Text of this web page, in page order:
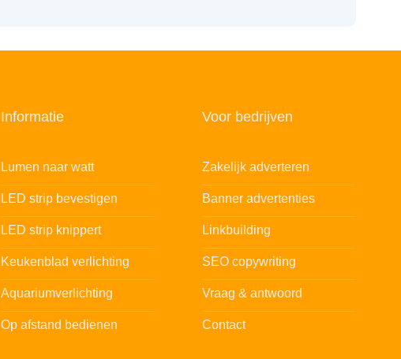
Informatie
Lumen naar watt
LED strip bevestigen
LED strip knippert
Keukenblad verlichting
Aquariumverlichting
Op afstand bedienen
Voor bedrijven
Zakelijk adverteren
Banner advertenties
Linkbuilding
SEO copywriting
Vraag & antwoord
Contact